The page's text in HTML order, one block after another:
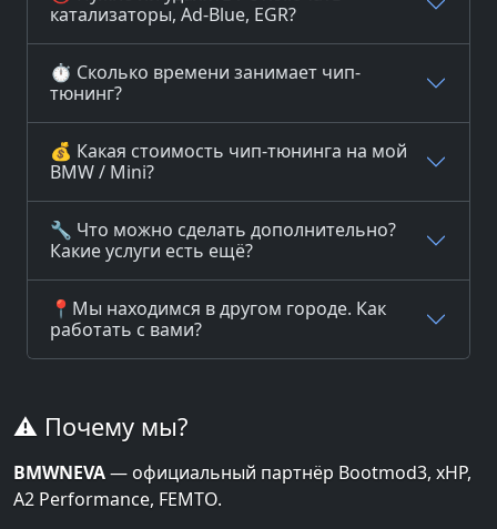
катализаторы, Ad-Blue, EGR?
⏱️ Сколько времени занимает чип-
тюнинг?
💰 Какая стоимость чип-тюнинга на мой
BMW / Mini?
🔧 Что можно сделать дополнительно?
Какие услуги есть ещё?
📍Мы находимся в другом городе. Как
работать с вами?
⚠️ Почему мы?
BMWNEVA— официальный партнёр Bootmod3, xHP,
A2 Performance, FEMTO.